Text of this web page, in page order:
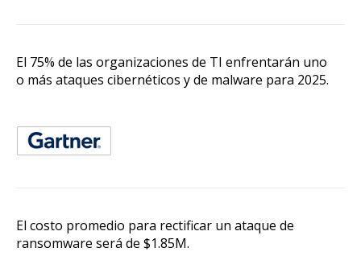
El 75% de las organizaciones de TI enfrentarán uno
o más ataques cibernéticos y de malware para 2025.
El costo promedio para rectificar un ataque de
ransomware será de $1.85M.